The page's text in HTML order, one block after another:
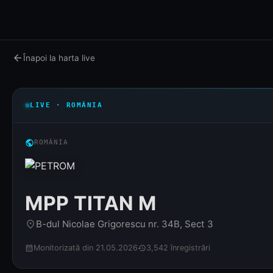
arrow_backÎnapoi la harta live
LIVE · ROMÂNIA
publicROMÂNIA
MPP TITAN M
place B-dul Nicolae Grigorescu nr. 34B, Sect 3
calendar_month Monitorizată din 21.05.2026history3,542 înregistrări